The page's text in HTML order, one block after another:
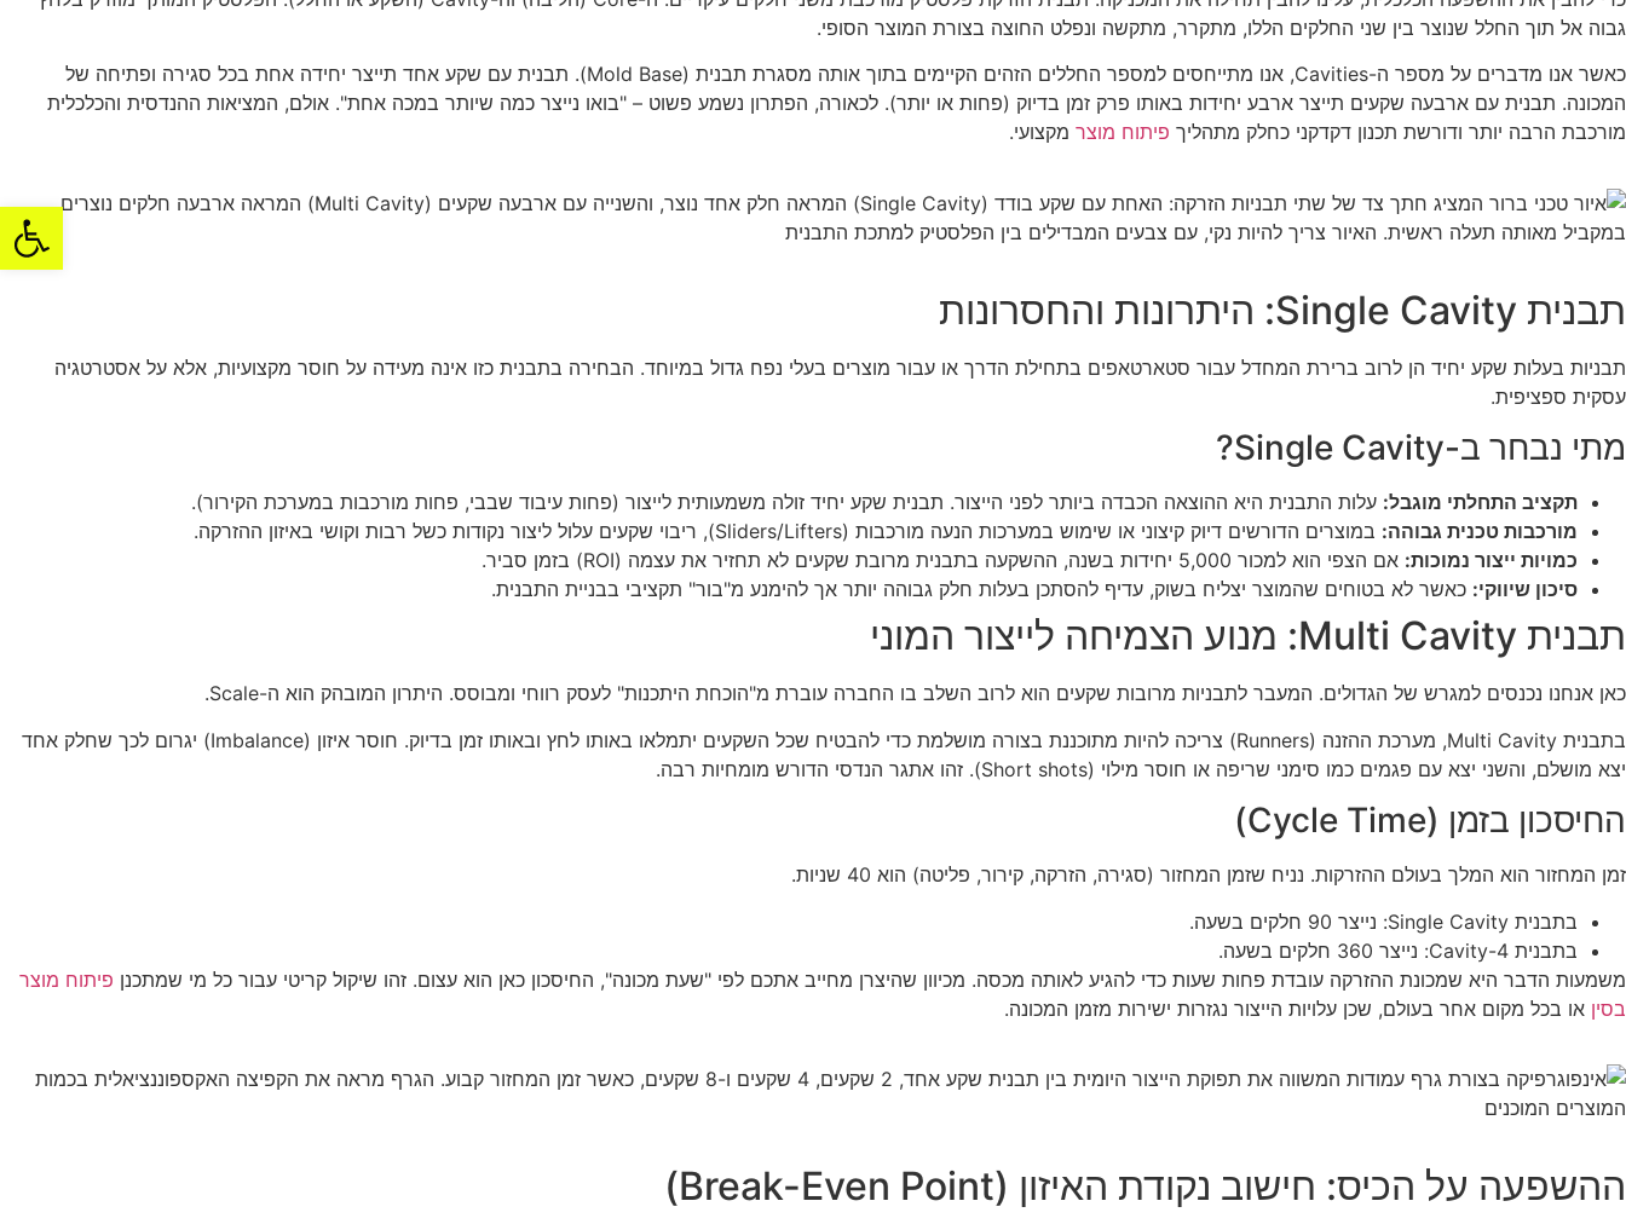
גבוה אל תוך החלל שנוצר בין שני החלקים הללו, מתקרר, מתקשה ונפלט החוצה בצורת המוצר הסופי.
כאשר אנו מדברים על מספר ה-Cavities, אנו מתייחסים למספר החללים הזהים הקיימים בתוך אותה מסגרת תבנית (Mold Base). תבנית עם שקע אחד תייצר יחידה אחת בכל סגירה ופתיחה של
המכונה. תבנית עם ארבעה שקעים תייצר ארבע יחידות באותו פרק זמן בדיוק (פחות או יותר). לכאורה, הפתרון נשמע פשוט – "בואו נייצר כמה שיותר במכה אחת". אולם, המציאות ההנדסית והכלכלית
מורכבת הרבה יותר ודורשת תכנון דקדקני כחלק מתהליך פיתוח מוצר מקצועי.
תבנית Single Cavity: היתרונות והחסרונות
תבניות בעלות שקע יחיד הן לרוב ברירת המחדל עבור סטארטאפים בתחילת הדרך או עבור מוצרים בעלי נפח גדול במיוחד. הבחירה בתבנית כזו אינה מעידה על חוסר מקצועיות, אלא על אסטרטגיה
עסקית ספציפית.
מתי נבחר ב-Single Cavity?
תקציב התחלתי מוגבל: עלות התבנית היא ההוצאה הכבדה ביותר לפני הייצור. תבנית שקע יחיד זולה משמעותית לייצור (פחות עיבוד שבבי, פחות מורכבות במערכת הקירור).
מורכבות טכנית גבוהה: במוצרים הדורשים דיוק קיצוני או שימוש במערכות הנעה מורכבות (Sliders/Lifters), ריבוי שקעים עלול ליצור נקודות כשל רבות וקושי באיזון ההזרקה.
כמויות ייצור נמוכות: אם הצפי הוא למכור 5,000 יחידות בשנה, ההשקעה בתבנית מרובת שקעים לא תחזיר את עצמה (ROI) בזמן סביר.
סיכון שיווקי: כאשר לא בטוחים שהמוצר יצליח בשוק, עדיף להסתכן בעלות חלק גבוהה יותר אך להימנע מ"בור" תקציבי בבניית התבנית.
תבנית Multi Cavity: מנוע הצמיחה לייצור המוני
כאן אנחנו נכנסים למגרש של הגדולים. המעבר לתבניות מרובות שקעים הוא לרוב השלב בו החברה עוברת מ"הוכחת היתכנות" לעסק רווחי ומבוסס. היתרון המובהק הוא ה-Scale.
בתבנית Multi Cavity, מערכת ההזנה (Runners) צריכה להיות מתוכננת בצורה מושלמת כדי להבטיח שכל השקעים יתמלאו באותו לחץ ובאותו זמן בדיוק. חוסר איזון (Imbalance) יגרום לכך שחלק אחד
יצא מושלם, והשני יצא עם פגמים כמו סימני שריפה או חוסר מילוי (Short shots). זהו אתגר הנדסי הדורש מומחיות רבה.
החיסכון בזמן (Cycle Time)
זמן המחזור הוא המלך בעולם ההזרקות. נניח שזמן המחזור (סגירה, הזרקה, קירור, פליטה) הוא 40 שניות.
בתבנית Single Cavity: נייצר 90 חלקים בשעה.
בתבנית 4-Cavity: נייצר 360 חלקים בשעה.
משמעות הדבר היא שמכונת ההזרקה עובדת פחות שעות כדי להגיע לאותה מכסה. מכיוון שהיצרן מחייב אתכם לפי "שעת מכונה", החיסכון כאן הוא עצום. זהו שיקול קריטי עבור כל מי שמתכנן פיתוח מוצר
בסין או בכל מקום אחר בעולם, שכן עלויות הייצור נגזרות ישירות מזמן המכונה.
ההשפעה על הכיס: חישוב נקודת האיזון (Break-Even Point)
פתח